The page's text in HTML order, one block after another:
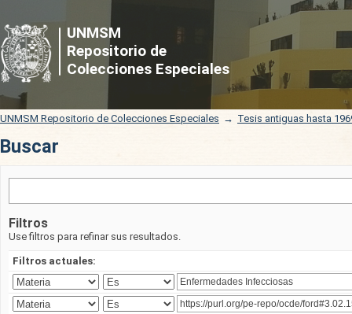
UNMSM
Repositorio de
Colecciones Especiales
Buscar
UNMSM Repositorio de Colecciones Especiales → Tesis antiguas hasta
Buscar
Filtros
Use filtros para refinar sus resultados.
Filtros actuales: